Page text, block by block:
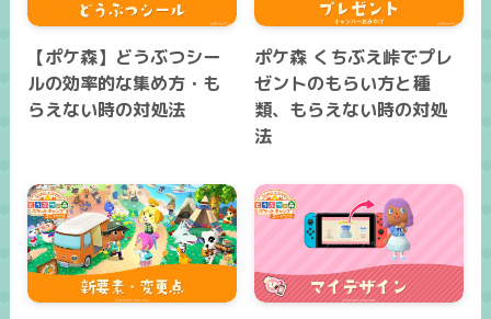
【ポケ森】どうぶつシー
ルの効率的な集め方・も
らえない時の対処法
ポケ森 くちぶえ峠でプレ
ゼントのもらい方と種
類、もらえない時の対処
法